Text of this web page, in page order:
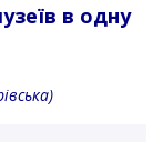
в одну